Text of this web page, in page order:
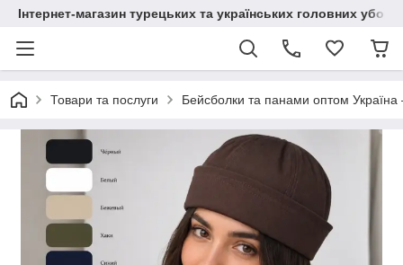
Інтернет-магазин турецьких та українських головних
Товари та послуги Бейсболки та панами оптом